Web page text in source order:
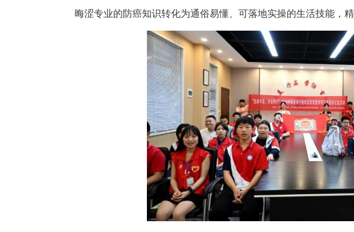
部联动湖北科技学院、华中科技大学同济医学
青少年群体送上精准、专业的健康科普服务。
本次活动聚焦肿瘤预防与身心康养，充分结
求，围绕日常饮食、规律作息、经络养护等核
晦涩专业的防癌知识转化为通俗易懂、可落地